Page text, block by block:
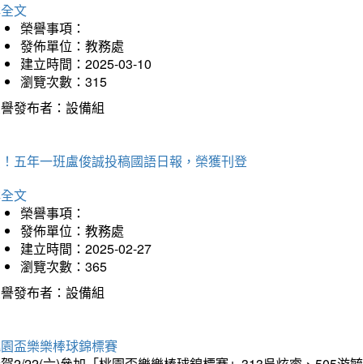
文
榮譽事項：
發佈單位：教務處
建立時間：2025-03-10
瀏覽次數：315
發布者：設備組
五年一班盧俊誠投稿國語日報，榮獲刊登
文
榮譽事項：
發佈單位：教務處
建立時間：2025-02-27
瀏覽次數：365
發布者：設備組
盃樂樂棒球錦標賽